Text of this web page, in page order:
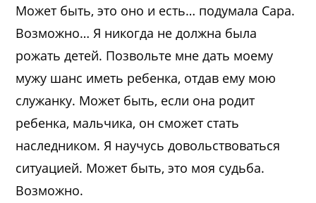
Может быть, это оно и есть… подумала Сара.
Возможно… Я никогда не должна была
рожать детей. Позвольте мне дать моему
мужу шанс иметь ребенка, отдав ему мою
служанку. Может быть, если она родит
ребенка, мальчика, он сможет стать
наследником. Я научусь довольствоваться
ситуацией. Может быть, это моя судьба.
Возможно.